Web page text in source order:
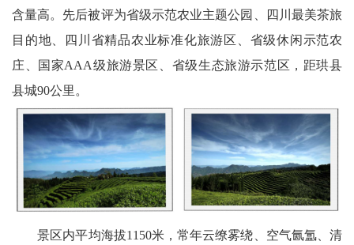
老
协
旅
游
播
含量高。先后被评为省级示范农业主题公园、四川最美茶旅
目的地、四川省精品农业标准化旅游区、省级休闲示范农
庄、国家AAA级旅游景区、省级生态旅游示范区，距珙县
县城90公里。
景区内平均海拔1150米，常年云缭雾绕、空气氤氲、清